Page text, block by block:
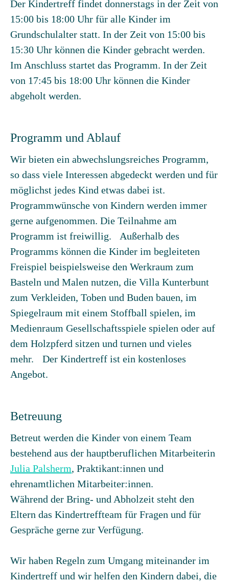
Der Kindertreff findet donnerstags in der Zeit von
15:00 bis 18:00 Uhr für alle Kinder im
Grundschulalter statt. In der Zeit von 15:00 bis
15:30 Uhr können die Kinder gebracht werden.
Im Anschluss startet das Programm. In der Zeit
von 17:45 bis 18:00 Uhr können die Kinder
abgeholt werden.
Programm und Ablauf
Wir bieten ein abwechslungsreiches Programm,
so dass viele Interessen abgedeckt werden und für
möglichst jedes Kind etwas dabei ist.
Programmwünsche von Kindern werden immer
gerne aufgenommen. Die Teilnahme am
Programm ist freiwillig. Außerhalb des
Programms können die Kinder im begleiteten
Freispiel beispielsweise den Werkraum zum
Basteln und Malen nutzen, die Villa Kunterbunt
zum Verkleiden, Toben und Buden bauen, im
Spiegelraum mit einem Stoffball spielen, im
Medienraum Gesellschaftsspiele spielen oder auf
dem Holzpferd sitzen und turnen und vieles
mehr. Der Kindertreff ist ein kostenloses
Angebot.
Betreuung
Betreut werden die Kinder von einem Team
bestehend aus der hauptberuflichen Mitarbeiterin
Julia Palsherm, Praktikant:innen und
ehrenamtlichen Mitarbeiter:innen.
Während der Bring- und Abholzeit steht den
Eltern das Kindertreffteam für Fragen und für
Gespräche gerne zur Verfügung.
Wir haben Regeln zum Umgang miteinander im
Kindertreff und wir helfen den Kindern dabei, die